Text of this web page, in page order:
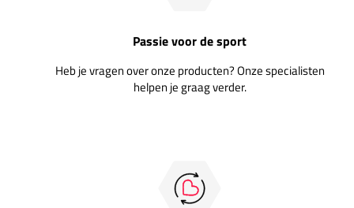
Passie voor de sport
Heb je vragen over onze producten? Onze specialisten
helpen je graag verder.